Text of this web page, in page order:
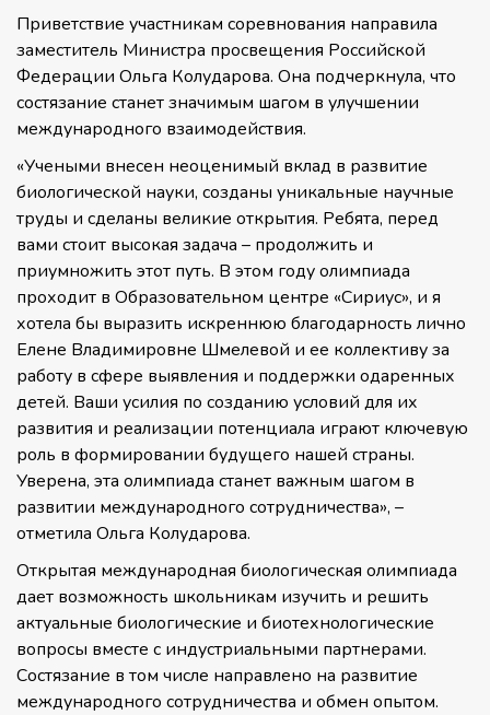
Приветствие участникам соревнования направила
заместитель Министра просвещения Российской
Федерации Ольга Колударова. Она подчеркнула, что
состязание станет значимым шагом в улучшении
международного взаимодействия.
«Учеными внесен неоценимый вклад в развитие
биологической науки, созданы уникальные научные
труды и сделаны великие открытия. Ребята, перед
вами стоит высокая задача – продолжить и
приумножить этот путь. В этом году олимпиада
проходит в Образовательном центре «Сириус», и я
хотела бы выразить искреннюю благодарность лично
Елене Владимировне Шмелевой и ее коллективу за
работу в сфере выявления и поддержки одаренных
детей. Ваши усилия по созданию условий для их
развития и реализации потенциала играют ключевую
роль в формировании будущего нашей страны.
Уверена, эта олимпиада станет важным шагом в
развитии международного сотрудничества», –
отметила Ольга Колударова.
Открытая международная биологическая олимпиада
дает возможность школьникам изучить и решить
актуальные биологические и биотехнологические
вопросы вместе с индустриальными партнерами.
Состязание в том числе направлено на развитие
международного сотрудничества и обмен опытом.